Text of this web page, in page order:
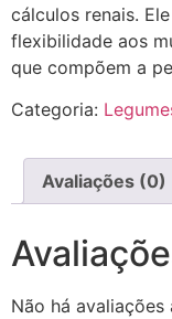
cálculos renais.
flexibilidade aos
que compõem a
Categoria:
Avaliações (0)
Não há avaliações